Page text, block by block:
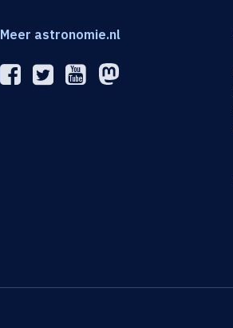
Meer astronomie.nl